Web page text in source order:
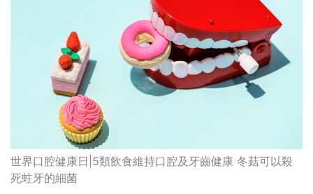
世界口腔健康日|5類飲食維持口腔及牙齒健康 冬菇可以殺
死蛀牙的細菌